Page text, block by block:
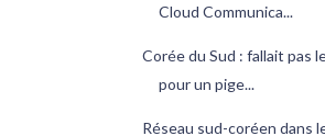
Cloud Communica...
Corée du Sud : fallait pas
pour un pige...
Réseau sud-coréen dans